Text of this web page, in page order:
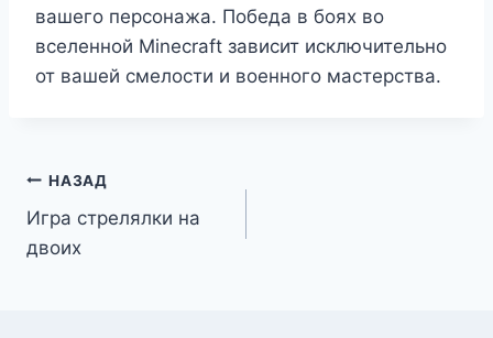
вашего персонажа. Победа в боях во
вселенной Minecraft зависит исключительно
от вашей смелости и военного мастерства.
Навигация
по
НАЗАД
Игра стрелялки на
двоих